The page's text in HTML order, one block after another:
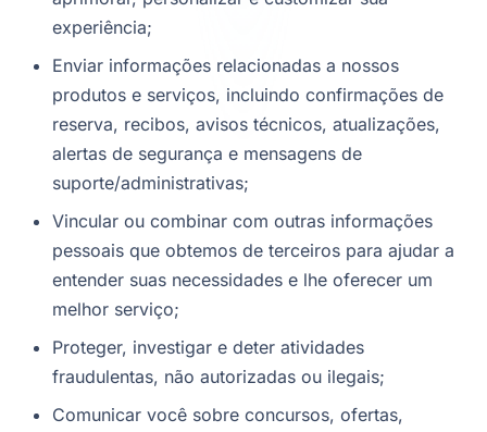
experiência;
Enviar informações relacionadas a nossos
produtos e serviços, incluindo confirmações de
reserva, recibos, avisos técnicos, atualizações,
alertas de segurança e mensagens de
suporte/administrativas;
Vincular ou combinar com outras informações
pessoais que obtemos de terceiros para ajudar a
entender suas necessidades e lhe oferecer um
melhor serviço;
Proteger, investigar e deter atividades
fraudulentas, não autorizadas ou ilegais;
Comunicar você sobre concursos, ofertas,